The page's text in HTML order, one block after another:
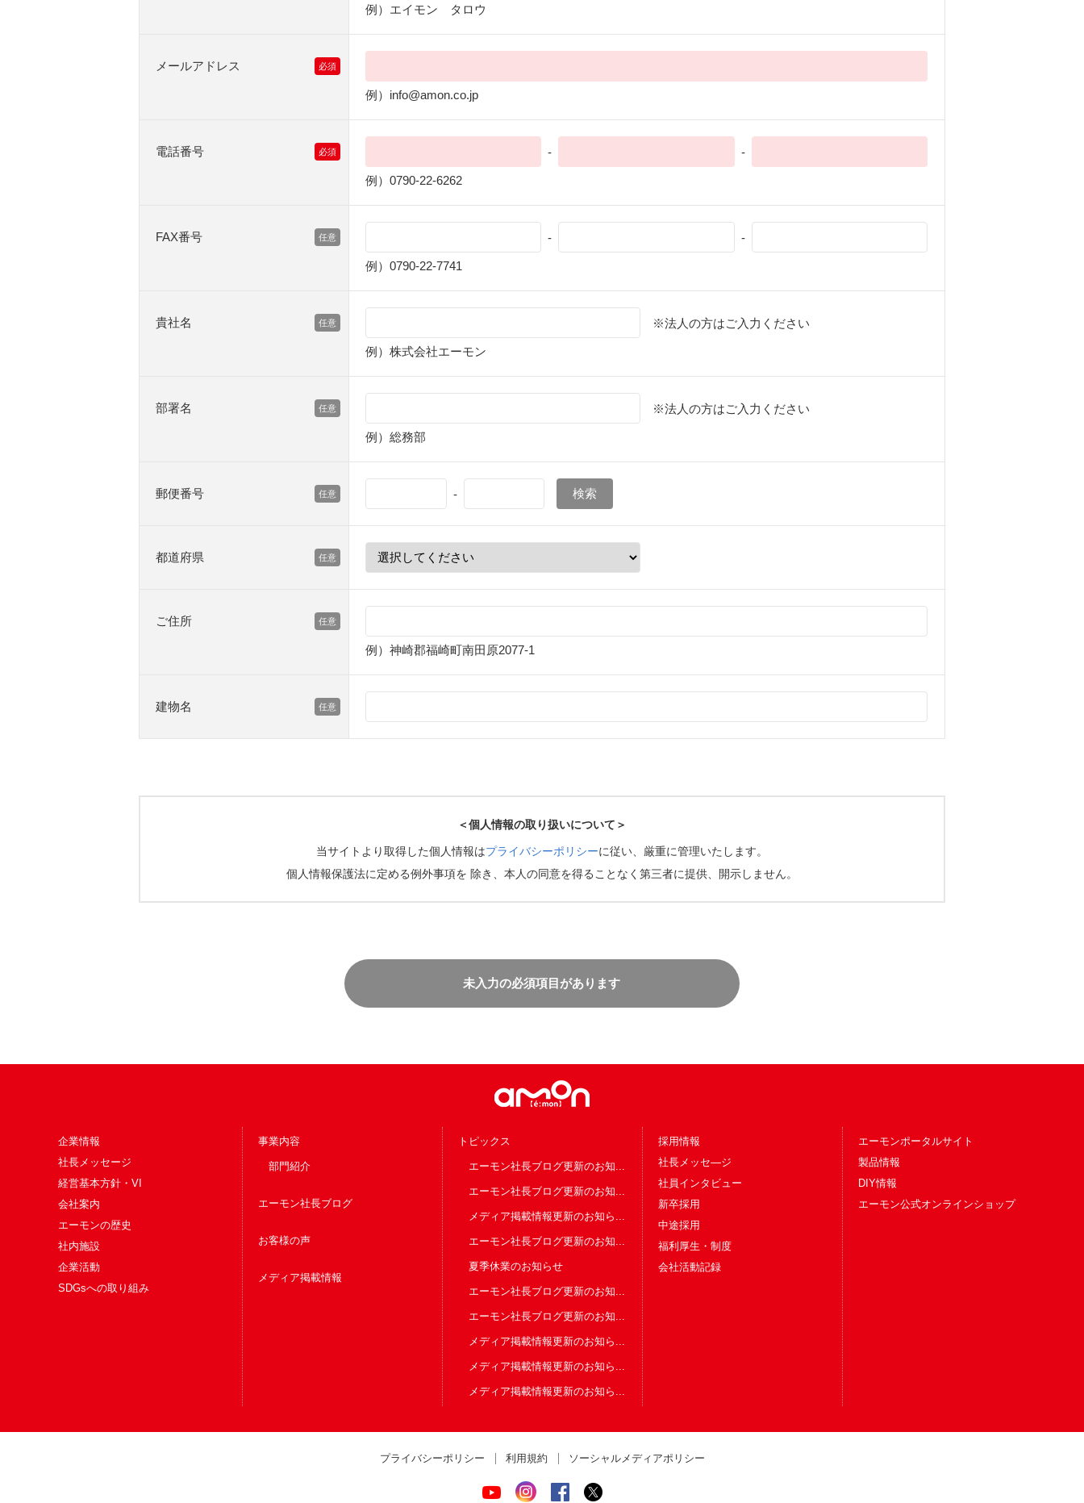
例）エイモン タロウ
メールアドレス
例）info@amon.co.jp
電話番号 - -
例）0790-22-6262
FAX番号 - -
例）0790-22-7741
貴社名 ※法人の方はご入力ください
例）株式会社エーモン
部署名 ※法人の方はご入力ください
例）総務部
郵便番号 - 検索
都道府県
ご住所
例）神崎郡福崎町南田原2077-1
建物名
＜個人情報の取り扱いについて＞
当サイトより取得した個人情報はプライバシーポリシーに従い、厳重に管理いたします。
個人情報保護法に定める例外事項を 除き、本人の同意を得ることなく第三者に提供、開示しません。
未入力の必須項目があります
企業情報
社長メッセージ
経営基本方針・VI
会社案内
エーモンの歴史
社内施設
企業活動
SDGsへの取り組み
事業内容
部門紹介
エーモン社長ブログ
お客様の声
メディア掲載情報
トピックス
エーモン社長ブログ更新のお知...
エーモン社長ブログ更新のお知...
メディア掲載情報更新のお知ら...
エーモン社長ブログ更新のお知...
夏季休業のお知らせ
エーモン社長ブログ更新のお知...
エーモン社長ブログ更新のお知...
メディア掲載情報更新のお知ら...
メディア掲載情報更新のお知ら...
メディア掲載情報更新のお知ら...
採用情報
社長メッセ―ジ
社員インタビュー
新卒採用
中途採用
福利厚生・制度
会社活動記録
エーモンポータルサイト
製品情報
DIY情報
エーモン公式オンラインショップ
プライバシーポリシー 利用規約 ソーシャルメディアポリシー